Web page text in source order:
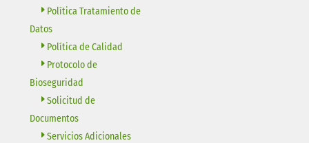
Política Tratamiento de
Datos
Política de Calidad
Protocolo de
Bioseguridad
Solicitud de
Documentos
Servicios Adicionales